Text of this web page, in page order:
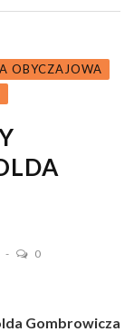
OBYCZAJOWA
0
Gombrowicza